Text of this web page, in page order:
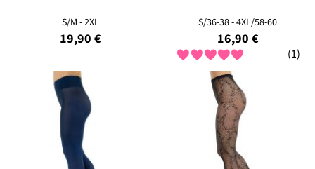
S/M - 2XL
19,90 €
S/36-38 - 4XL/58-60
16,90 €
(1)